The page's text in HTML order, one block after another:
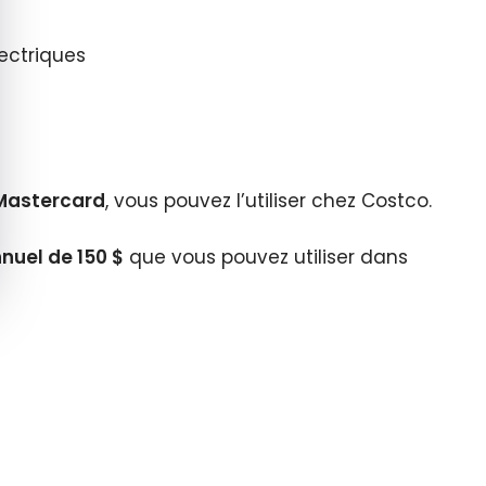
, vous pouvez l’utiliser chez Costco.
de 150 $ que vous pouvez utiliser dans